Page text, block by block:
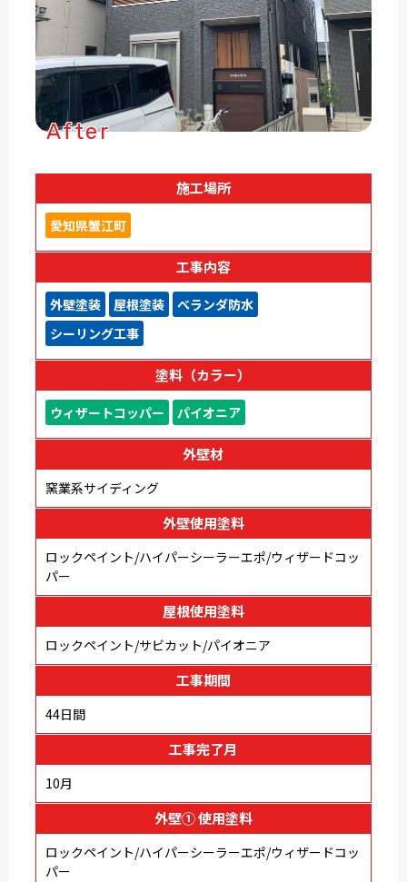
After
施工場所
愛知県蟹江町
工事内容
外壁塗装 屋根塗装
ベランダ防水
シーリング工事
塗料（カラー）
ウィザートコッパー パイオニア
外壁材
窯業系サイディング
外壁使用塗料
ロックペイント/ハイパーシーラーエポ/ウィザードコッ
パー
屋根使用塗料
ロックペイント/サビカット/パイオニア
工事期間
44日間
工事完了月
10月
外壁① 使用塗料
ロックペイント/ハイパーシーラーエポ/ウィザードコッ
パー